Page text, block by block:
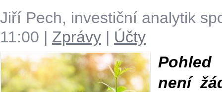
Jiří Pech, investiční analytik
11:00 | Zprávy | Účty
není